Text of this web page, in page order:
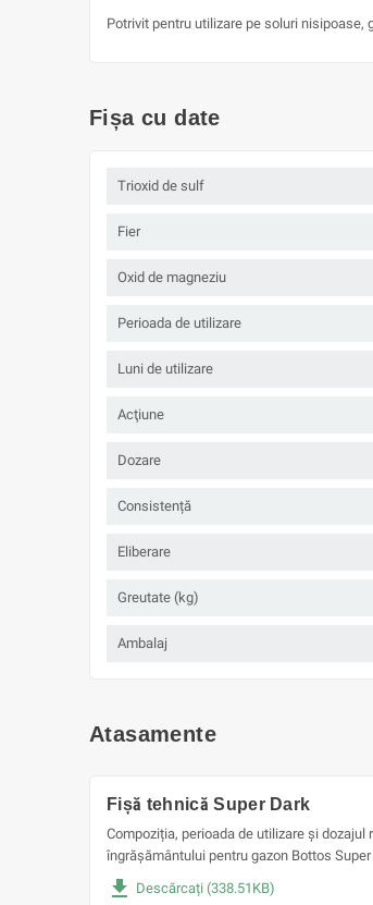
Potrivit pentru utilizare pe soluri
Fișa cu date
Trioxid de sulf
Fier
Oxid de magneziu
Perioada de utilizare
Luni de utilizare
Acţiune
Dozare
Consistență
Eliberare
Greutate (kg)
Ambalaj
Atasamente
Fișă tehnică Super Dark
Compoziția, perioada de utilizare și dozajul
îngrășământului pentru gazon Bottos Super
file_download Descărcați (338.51KB)